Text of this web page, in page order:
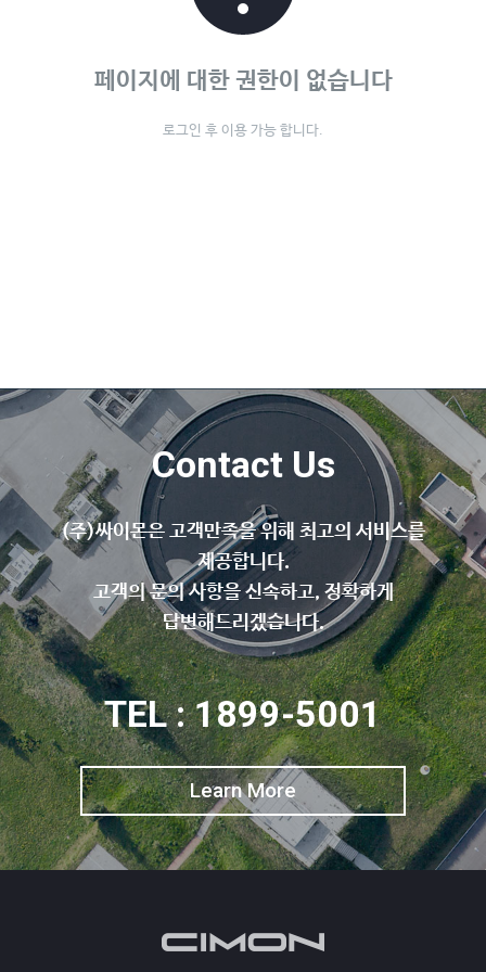
페이지에 대한 권한이 없습니다
로그인 후 이용 가능 합니다.
Contact Us
(주)싸이몬은 고객만족을 위해 최고의 서비스를
제공합니다.
고객의 문의 사항을 신속하고, 정확하게
답변해드리겠습니다.
TEL : 1899-5001
Learn More